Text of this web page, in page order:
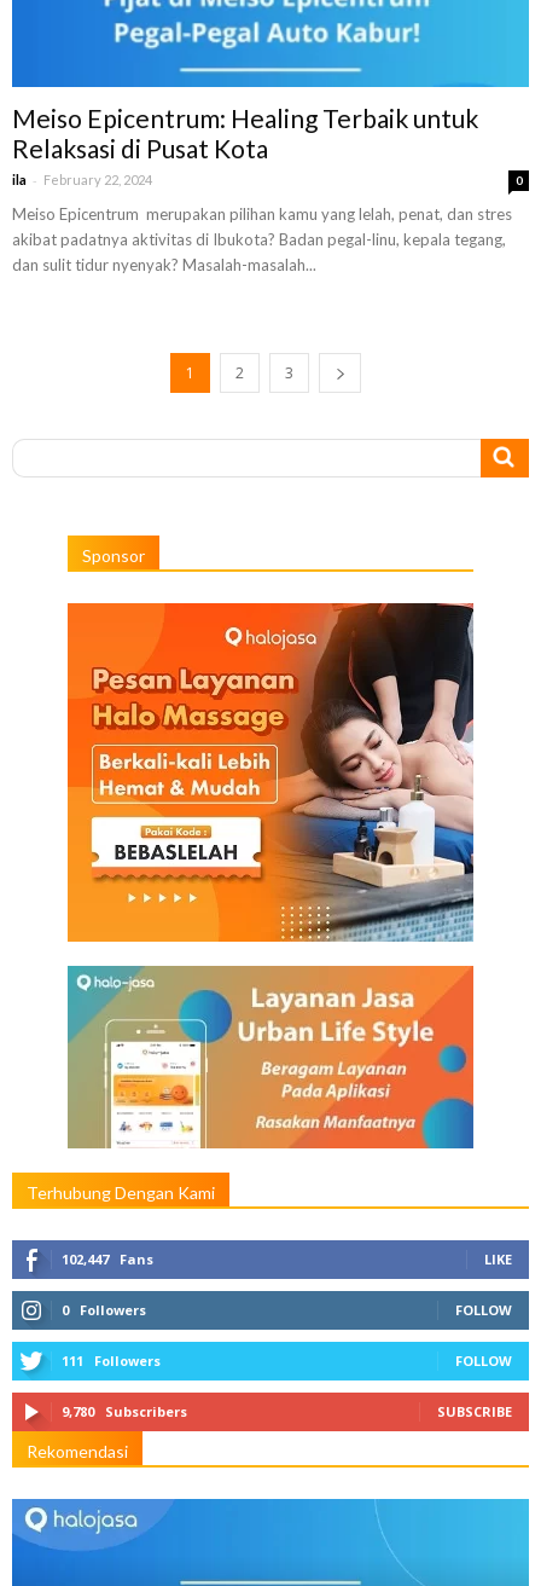
Meiso Epicentrum: Healing Terbaik untuk
Relaksasi di Pusat Kota
ila - February 22, 2024 0
Meiso Epicentrum merupakan pilihan kamu yang lelah, penat, dan stres
akibat padatnya aktivitas di Ibukota? Badan pegal-linu, kepala tegang,
dan sulit tidur nyenyak? Masalah-masalah...
1 2 3
Sponsor
Terhubung Dengan Kami
102,447 Fans LIKE
0 Followers FOLLOW
111 Followers FOLLOW
9,780 Subscribers SUBSCRIBE
Rekomendasi